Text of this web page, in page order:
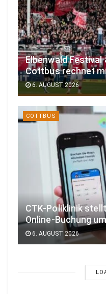
Elbenwald Festival
Cottbus rechnet
6. AUGUST 2026
COTTBUS
CTK-Poliklinik
Online-Buchung
6. AUGUST 2026